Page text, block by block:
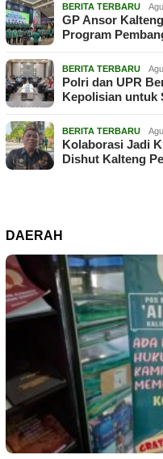
BERITA TERBARU
GP Ansor
Program
BERITA TERBARU
Polri dan UPR
Kepolisian untuk
BERITA TERBARU
Kolaborasi Jadi
Dishut Kalteng
DAERAH